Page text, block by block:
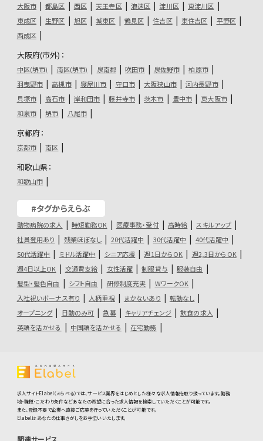
大阪市 都島区 西区 天王寺区 浪速区 淀川区
東淀川区
東成区
生野区 旭区 城東区 鶴見区 住吉区 東住吉区
平野区
西成区
大阪府(市外)：
中区(堺市) 南区(堺市) 泉南郡 吹田市 泉佐野市
柏原市
羽曳野市
高槻市 寝屋川市 守口市 大阪狭山市
河内長野市
貝塚市
高石市 岸和田市 藤井寺市 茨木市 豊中市
東大阪市
和泉市
堺市 八尾市
京都府：
京都市 南区
和歌山県：
和歌山市
#タグからえらぶ
動物病院の求人 時短勤務OK 医療事務・受付 高時給
スキルアップ
社員登用あり
残業ほぼなし 20代活躍中 30代活躍中
40代活躍中
50代活躍中
ミドル活躍中 シニア応援 週1日からOK
週2,3日からOK
週4日以上OK
交通費支給 女性活躍 制服貸与
服装自由
髪型・髪色自由
シフト自由 研修制度充実
WワークOK
入社祝いボーナス有り
人柄重視 まかないあり
転勤なし
オープニング
日勤のみ可 急募 キャリアチェンジ
飲食の求人
英語を活かせる
中国語を活かせる 在宅勤務
求人サイトElabel（えらべる）では、サービス業界をはじめとした様々な求人情報を取り扱っています。勤務
地・職種・こだわり条件などあなたの希望に合った求人情報を検索していただくことが可能です。
また、登録不要で企業へ直接ご応募を行っていただくことが可能です。
Elabelはあなたの仕事さがしをお手伝いいたします。